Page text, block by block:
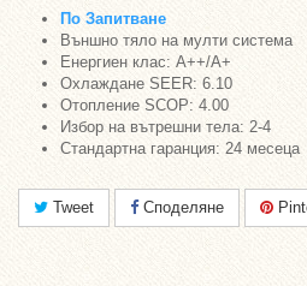
По Запитване
Външно тяло на мулти система
Енергиен клас: A++/A+
Охлаждане SEER: 6.10
Отопление SCOP: 4.00
Избор на вътрешни тела: 2-4
Стандартна гаранция: 24 месеца
Tweet Споделяне